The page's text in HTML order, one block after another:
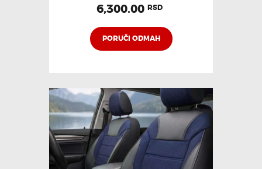
6,300.00 RSD
PORUČI ODMAH